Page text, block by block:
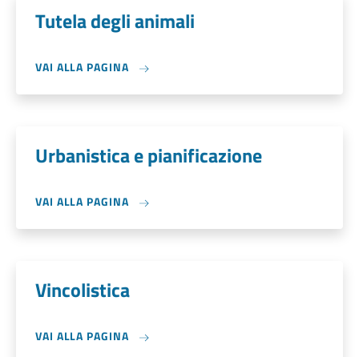
Tutela degli animali
VAI ALLA PAGINA
Urbanistica e pianificazione
VAI ALLA PAGINA
Vincolistica
VAI ALLA PAGINA